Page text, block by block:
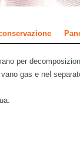
per
gas e nel